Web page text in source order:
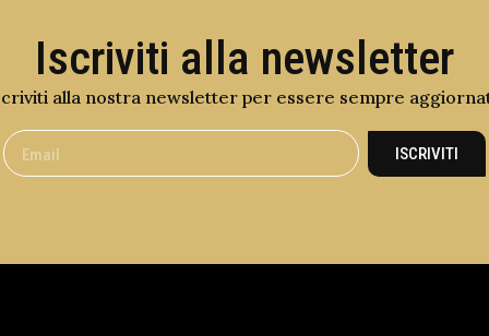
Iscriviti alla newsletter
alla nostra newsletter per essere sempre
ISCRIVITI